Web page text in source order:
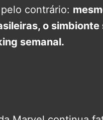
contrário:
o
semanal.